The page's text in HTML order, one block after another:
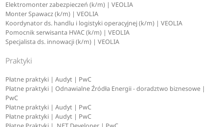
Elektromonter zabezpieczeń (k/m) | VEOLIA
Monter Spawacz (k/m) | VEOLIA
Koordynator ds. handlu i logistyki operacyjnej (k/m) | VEOLIA
Pomocnik serwisanta HVAC (k/m) | VEOLIA
Specjalista ds. innowacji (k/m) | VEOLIA
Praktyki
Płatne praktyki | Audyt | PwC
Płatne praktyki | Odnawialne Źródła Energii - doradztwo biznesowe |
PwC
Płatne praktyki | Audyt | PwC
Płatne praktyki | Audyt | PwC